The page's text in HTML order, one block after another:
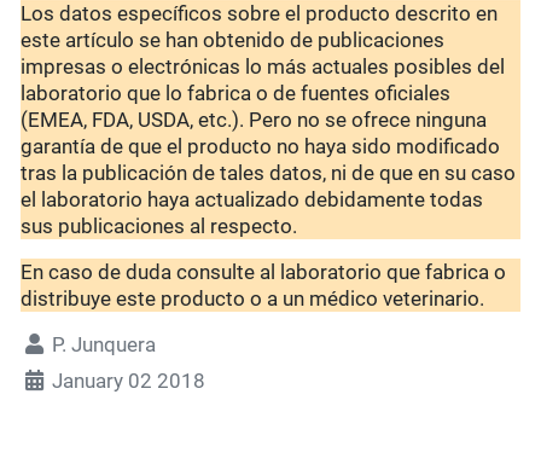
Los datos específicos sobre el producto descrito en
este artículo se han obtenido de publicaciones
impresas o electrónicas lo más actuales posibles del
laboratorio que lo fabrica o de fuentes oficiales
(EMEA, FDA, USDA, etc.). Pero no se ofrece ninguna
garantía de que el producto no haya sido modificado
tras la publicación de tales datos, ni de que en su caso
el laboratorio haya actualizado debidamente todas
sus publicaciones al respecto.
En caso de duda consulte al laboratorio que fabrica o
distribuye este producto o a un médico veterinario.
P. Junquera
January 02 2018